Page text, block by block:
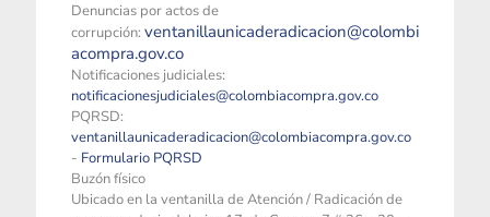
Denuncias por actos de
corrupción: ventanillaunicaderadicacion@colombi
acompra.gov.co
Notificaciones judiciales:
notificacionesjudiciales@colombiacompra.gov.co
PQRSD:
ventanillaunicaderadicacion@colombiacompra.gov.co
- Formulario PQRSD
Buzón físico
Ubicado en la ventanilla de Atención / Radicación de